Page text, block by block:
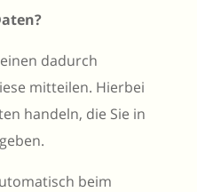
dadurch
mitteilen. Hierbei
handeln, die Sie in
beim